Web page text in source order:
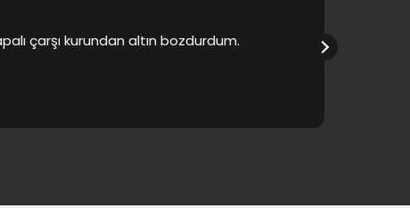
çarşı kurundan altın bozdurdum.